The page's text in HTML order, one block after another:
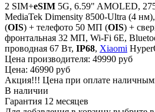
2 SIM+eSIM 5G, 6.59" AMOLED,
MediaTek Dimensity 8500-Ultra (4
(OIS) + телефото 50 МП (OIS) +
фронтальная 32 МП, Wi-Fi 6E,
проводная 67 Вт, IP68, Xiaomi
Цена производителя: 49990 руб
Цена: 46990 руб
Акция!!! Цена при оплате
В наличии
Гарантия 12 месяцев